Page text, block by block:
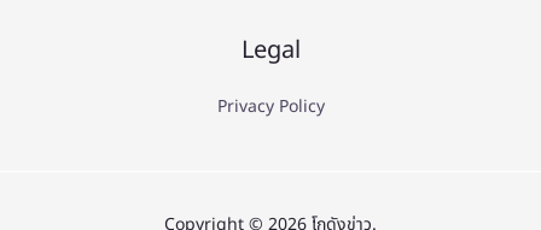
Legal
Privacy Policy
Copyright © 2026 โกดังข่าว.